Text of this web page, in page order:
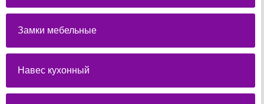
Замки мебельные
Навес кухонный